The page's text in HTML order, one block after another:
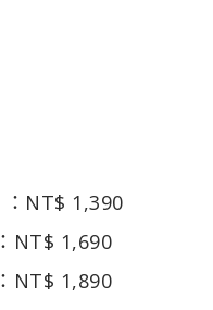
：NT$ 1,390
：NT$ 1,690
：NT$ 1,890